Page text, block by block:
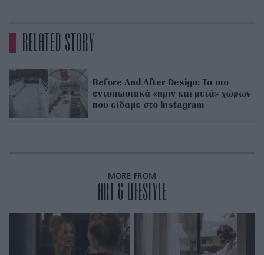
RELATED STORY
Before And After Design: Τα πιο
εντυπωσιακά «πριν και μετά» χώρων
που είδαμε στο Instagram
MORE FROM
ART & LIFESTYLE